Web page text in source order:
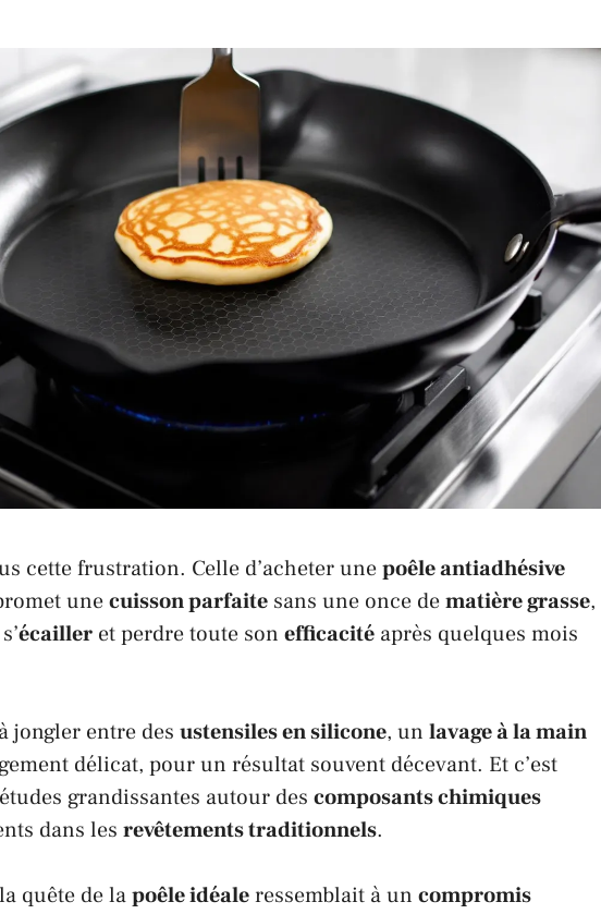
cette frustration. Celle d’acheter unepoêle antiadhésive
unecuisson parfaite sans une once dematière grasse,
écailler et perdre toute son efficacité après quelques mois
jongler entre des ustensiles en silicone, un lavage à la main
délicat, pour un résultat souvent décevant. Et c’est
grandissantes autour des composants chimiques
dans les revêtements traditionnels.
quête de lapoêle idéaleressemblait à un compromis